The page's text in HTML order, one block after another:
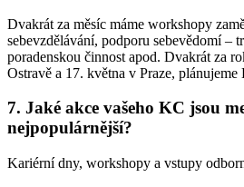
Dvakrát za měsíc máme workshopy
sebevzdělávání, podporu sebevědomí –
poradenskou činnost apod. Dvakrát za
Ostravě a 17. května v Praze, plánujeme
7. Jaké akce vašeho KC jsou
nejpopulárnější?
Kariérní dny, workshopy a vstupy